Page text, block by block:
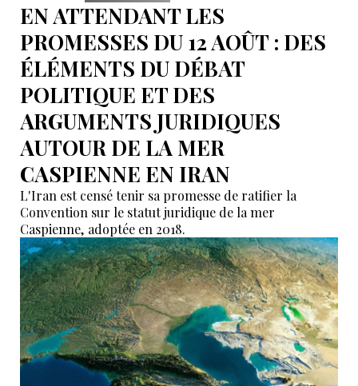
EN ATTENDANT LES
PROMESSES DU 12 AOÛT : DES
ÉLÉMENTS DU DÉBAT
POLITIQUE ET DES
ARGUMENTS JURIDIQUES
AUTOUR DE LA MER
CASPIENNE EN IRAN
L'Iran est censé tenir sa promesse de ratifier la
Convention sur le statut juridique de la mer
Caspienne, adoptée en 2018.